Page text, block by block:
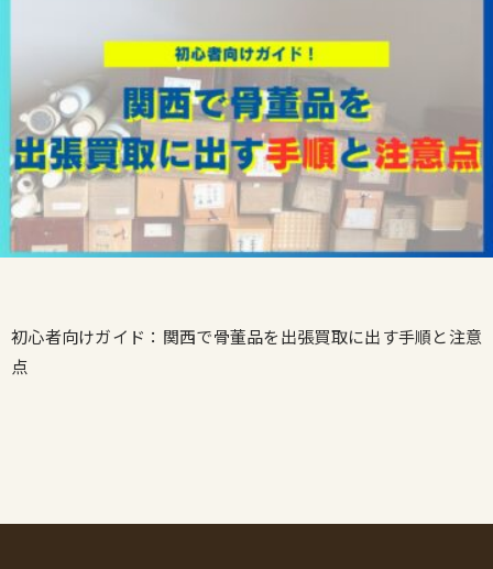
初心者向けガイド：関西で骨董品を出張買取に出す手順と注意
点